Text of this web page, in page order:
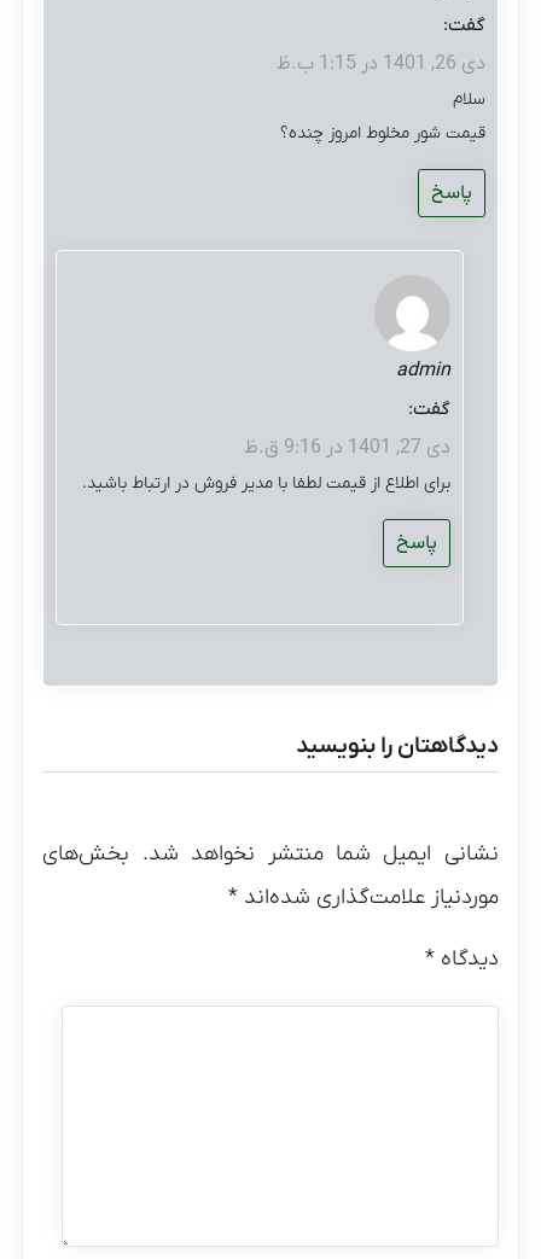
گفت:
دی 26, 1401 در 1:15 ب.ظ
سلام
قیمت شور مخلوط امروز چنده؟
پاسخ
admin
گفت:
دی 27, 1401 در 9:16 ق.ظ
برای اطلاع از قیمت لطفا با مدیر فروش در ارتباط باشید.
پاسخ
دیدگاهتان را بنویسید
نشانی ایمیل شما منتشر نخواهد شد. بخش‌های
موردنیاز علامت‌گذاری شده‌اند*
دیدگاه*